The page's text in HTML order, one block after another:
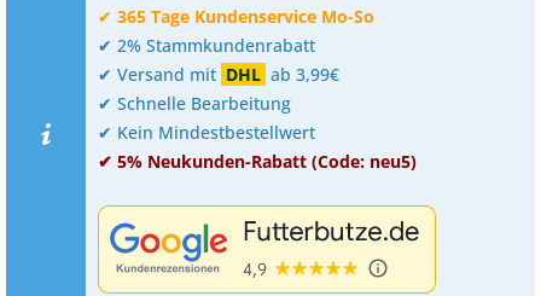
✔ 365 Tage Kundenservice Mo-So
✔ 2% Stammkundenrabatt
✔ Versand mit DHL ab 3,99€
✔ Schnelle Bearbeitung
✔ Kein Mindestbestellwert
✔ 5% Neukunden-Rabatt (Code: neu5)